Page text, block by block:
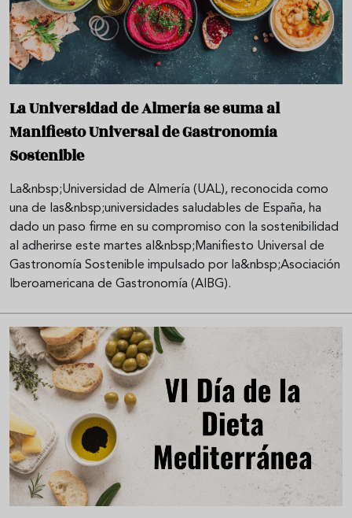
La Universidad de Almería se suma al
Manifiesto Universal de Gastronomía
Sostenible
La&nbsp;Universidad de Almería (UAL), reconocida como
una de las&nbsp;universidades saludables de España, ha
dado un paso firme en su compromiso con la sostenibilidad
al adherirse este martes al&nbsp;Manifiesto Universal de
Gastronomía Sostenible impulsado por la&nbsp;Asociación
Iberoamericana de Gastronomía (AIBG).